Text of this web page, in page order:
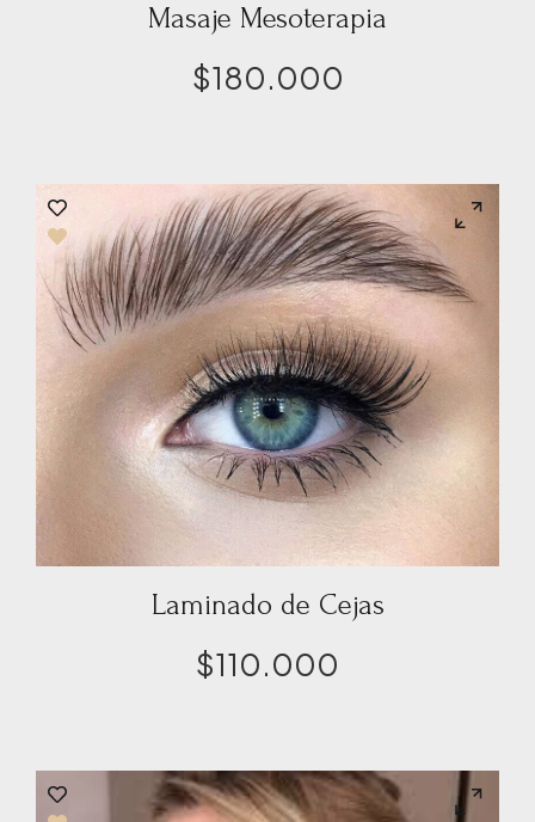
Masaje Mesoterapia
$180.000
Laminado de Cejas
$110.000